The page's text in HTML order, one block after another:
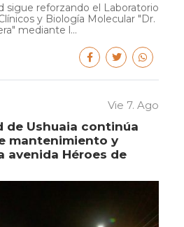
sigue reforzando el Laboratorio
y Biología Molecular "Dr.
mediante l...
Vie 7. Ago
de Ushuaia continúa
mantenimiento y
avenida Héroes de